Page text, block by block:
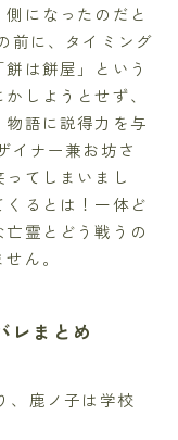
になったのだと
前に、タイミング
は餅屋」という
しようとせず、
語に説得力を与
イナー兼お坊さ
てしまいまし
るとは！一体ど
霊とどう戦うの
ん。
レまとめ
、鹿ノ子は学校